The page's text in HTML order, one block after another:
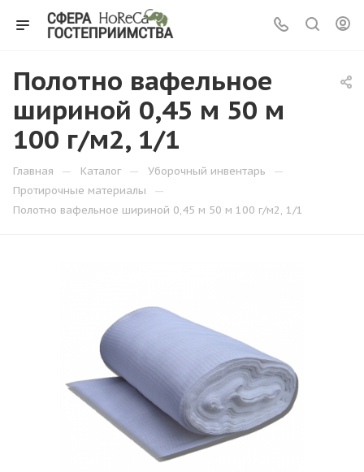
Полотно вафельное
шириной 0,45 м 50 м
100 г/м2, 1/1
Главная — Каталог — Уборочный инвентарь —
Протирочные материалы —
Полотно вафельное шириной 0,45 м 50 м 100 г/м2, 1/1